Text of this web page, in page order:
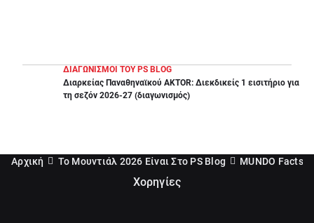
ΔΙΑΓΩΝΙΣΜΟΙ ΤΟΥ PS BLOG
Διαρκείας Παναθηναϊκού AKTOR: Διεκδικείς 1 εισιτήριο για
τη σεζόν 2026-27 (διαγωνισμός)
Αρχική Το Μουντιάλ 2026 Είναι Στο PS Blog MUNDO Facts
Χορηγίες